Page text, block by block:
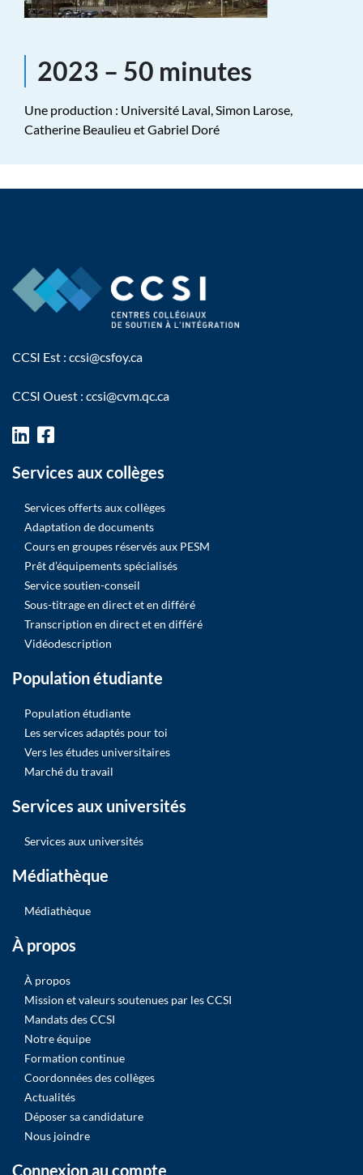
2023 – 50 minutes
Une production : Université Laval, Simon Larose,
Catherine Beaulieu et Gabriel Doré
CCSI Est : ccsi@csfoy.ca
CCSI Ouest : ccsi@cvm.qc.ca
Services aux collèges
Services offerts aux collèges
Adaptation de documents
Cours en groupes réservés aux PESM
Prêt d’équipements spécialisés
Service soutien-conseil
Sous-titrage en direct et en différé
Transcription en direct et en différé
Vidéodescription
Population étudiante
Population étudiante
Les services adaptés pour toi
Vers les études universitaires
Marché du travail
Services aux universités
Services aux universités
Médiathèque
Médiathèque
À propos
À propos
Mission et valeurs soutenues par les CCSI
Mandats des CCSI
Notre équipe
Formation continue
Coordonnées des collèges
Actualités
Déposer sa candidature
Nous joindre
Connexion au compte